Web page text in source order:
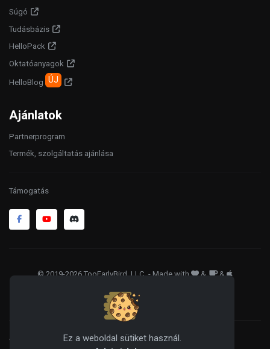
Ez a weboldal sütiket használ.
Súgó
Tudásbázis
HelloPack
Oktatóanyagok
HelloBlog ÚJ
Ajánlatok
Partnerprogram
Termék, szolgáltatás ajánlása
Támogatás
© 2019-2026 TooEarlyBird, LLC. - Made with & &
Adatkezelés
WordPress® is a registered trademark of the WordPress Foundation, and